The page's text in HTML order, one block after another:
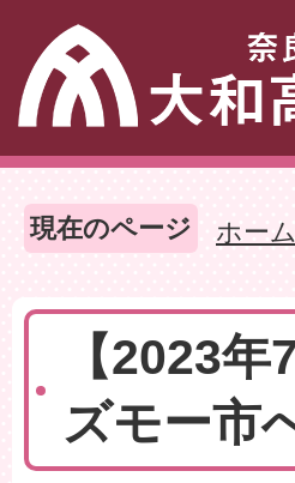
現在のページ ホーム
【2023
ズモー市